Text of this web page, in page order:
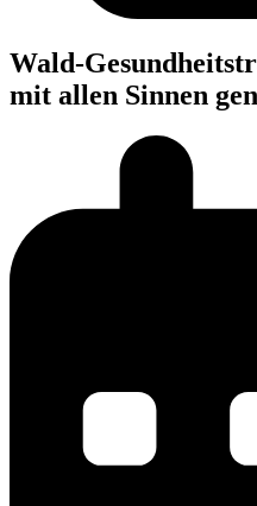
Wald-
mit allen Sin­nen